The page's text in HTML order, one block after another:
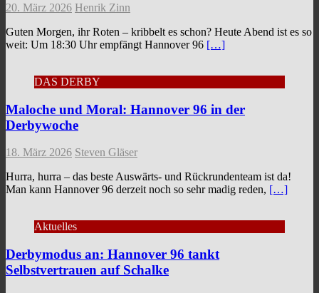
20. März 2026 Henrik Zinn
Guten Morgen, ihr Roten – kribbelt es schon? Heute Abend ist es so
weit: Um 18:30 Uhr empfängt Hannover 96 […]
DAS DERBY
Maloche und Moral: Hannover 96 in der
Derbywoche
18. März 2026 Steven Gläser
Hurra, hurra – das beste Auswärts- und Rückrundenteam ist da!
Man kann Hannover 96 derzeit noch so sehr madig reden, […]
Aktuelles
Derbymodus an: Hannover 96 tankt
Selbstvertrauen auf Schalke